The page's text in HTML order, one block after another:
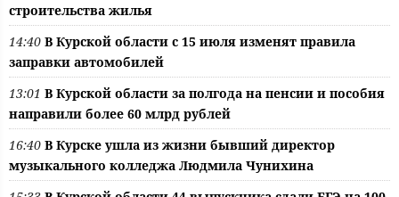
строительства жилья
14:40 В Курской области с 15 июля изменят правила
заправки автомобилей
13:01 В Курской области за полгода на пенсии и пособия
направили более 60 млрд рублей
16:40 В Курске ушла из жизни бывший директор
музыкального колледжа Людмила Чунихина